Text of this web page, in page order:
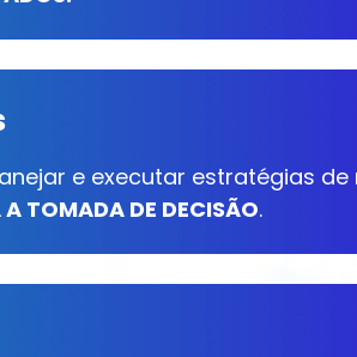
e executar estratégias
TOMADA DE DECISÃO.